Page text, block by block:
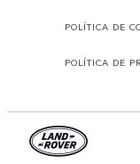
POLÍTICA DE
POLÍTICA DE